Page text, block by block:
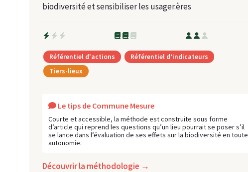
biodiversité et sensibiliser les usager.ères
Référentiel d'actions
Référentiel d’indicateurs
Tiers-lieux
Le tips de Commune Mesure
Courte et accessible, la méthode est construite sous forme
d’article qui reprend les questions qu’un lieu pourrait se poser s’il
se lance dans l’évaluation de ses effets sur la biodiversité en toute
autonomie.
Découvrir la méthodologie →